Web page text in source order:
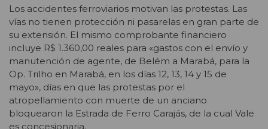
Los accidentes ferroviarios motivan las protestas. Las
vías no tienen protección ni pasarelas en gran parte de
su extensión. El mismo comprobante financiero
incluye R$ 1.360,00 reales para «gastos con el envío y
manutención de agente, de Belém a Marabá, para la
Op. Trilho en Marabá, en los días 12, 13, 14 y 15 de
mayo», días en que las protestas por el
atropellamiento con muerte de un anciano
bloquearon la Estrada de Ferro Carajás, de la cual Vale
es concesionaria.